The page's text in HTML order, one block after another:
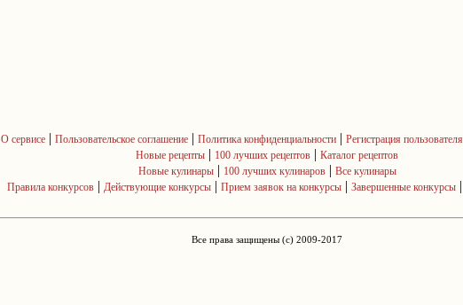
О сервисе| Пользовательское соглашение| Политика конфиденциальности| Регистрация пользователя
Новые рецепты | 100 лучших рецептов | Каталог рецептов
Новые кулинары| 100 лучших кулинаров| Все кулинары
Правила конкурсов | Действующие конкурсы | Прием заявок на конкурсы | Завершенные конкурсы |
Все права защищены (c) 2009-2017